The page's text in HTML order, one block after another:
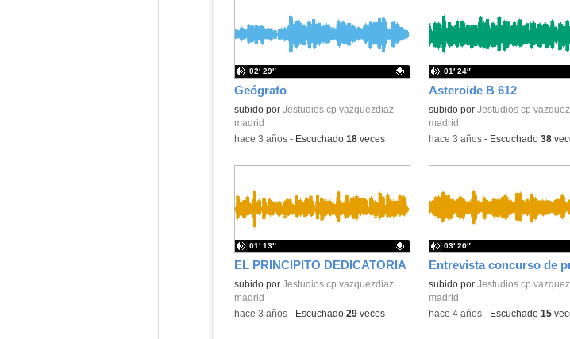
Geógrafo
Contenido educativo.
subido por Jestudios cp vazquezdiaz
madrid
02′ 29″
-hace 3 años- Escuchado 18veces
Asteroide B 612
Contenido educativo.
subido por Jestudios cp
madrid
01′ 24″
-hace 3 años- Escuchado 38
EL PRINCIPITO DEDICATORIA
Contenido educativo.
subido por Jestudios cp vazquezdiaz
madrid
01′ 13″
-hace 3 años- Escuchado 29veces
subido por Jestudios cp
madrid
03′ 20″
-hace 4 años- Escuchado 15